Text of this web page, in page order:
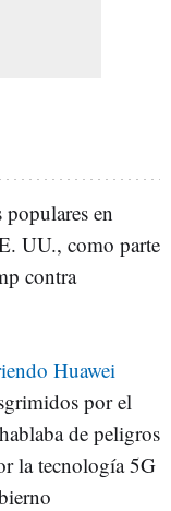
populares en
UU., como parte
contra
Huawei
por el
de peligros
la tecnología 5G